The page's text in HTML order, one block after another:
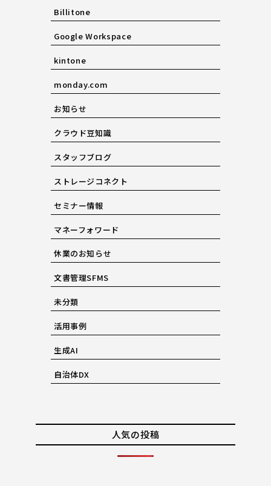
Billitone
Google Workspace
kintone
monday.com
お知らせ
クラウド豆知識
スタッフブログ
ストレージコネクト
セミナー情報
マネーフォワード
休業のお知らせ
文書管理SFMS
未分類
活用事例
生成AI
自治体DX
人気の投稿